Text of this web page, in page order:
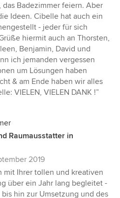
das Badezimmer feiern. Aber
Ideen. Cibelle hat auch ein
- jeder für sich
hiermit auch an Thorsten,
Benjamin, David und
ich jemanden vergessen
um Lösungen haben
& am Ende haben wir alles
VIELEN, VIELEN DANK !”
Raumausstatter in
2019
mit Ihrer tollen und kreativen
über ein Jahr lang begleitet -
hin zur Umsetzung und des